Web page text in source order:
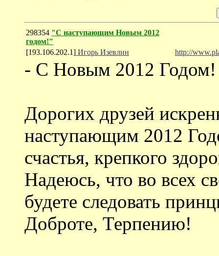
298354 "С наступающим Новым 2012
годом!"
[193.106.202.1] Игорь Изевлин http://
- С Новым 2012 Годом!
Дорогих друзей
наступающим 2012
счастья, крепкого
Надеюсь, что во всех
будете следовать
Доброте, Терпению!